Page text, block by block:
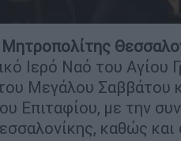
Μητροπολίτης
Ιερό Ναό του Αγίου
Μεγάλου Σαββάτου
Επιταφίου, με την
καθώς